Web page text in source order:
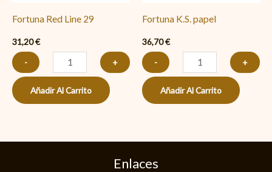
Fortuna Red Line 29
31,20€
-
+
Añadir Al Carrito
Fortuna K.S. papel
36,70€
-
+
Añadir Al Carrito
Enlaces